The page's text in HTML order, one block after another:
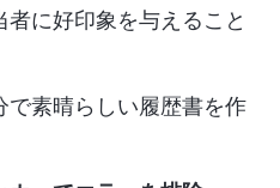
者に好印象を与えること
素晴らしい履歴書を作